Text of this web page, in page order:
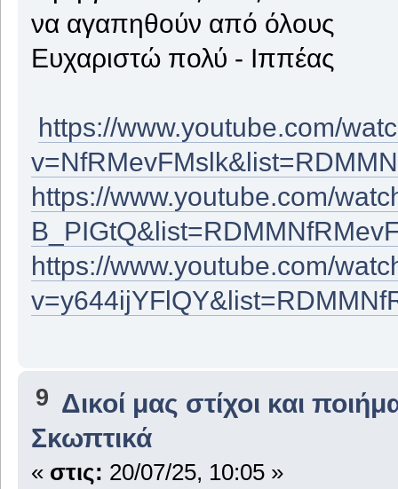
να αγαπηθούν από όλους
Ευχαριστώ πολύ - Ιππέας
https://www.youtube.com/
https://www.youtube.com/
https://www.youtube.com/
9 Δικοί μας στίχοι και
Σκωπτικά
« στις: 20/07/25, 10:05 »